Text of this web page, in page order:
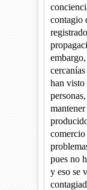
contagio
han visto
pues no
y eso se